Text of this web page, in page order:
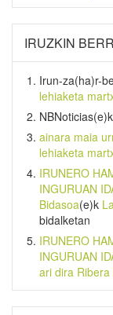
IRUZKIN
Irun-za(ha)r-
lehiaketa
NBNoticias(e)k
ainara maia
lehiaketa
IRUNERO
INGURUAN
Bidasoa(e)k
bidalketan
IRUNERO
INGURUAN
ari dira